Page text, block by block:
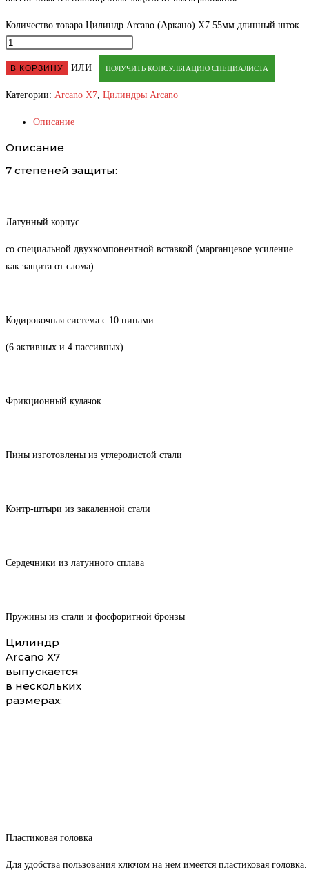
Количество товара Цилиндр Arcano (Аркано) Х7 55мм длинный шток
В КОРЗИНУ ИЛИ ПОЛУЧИТЬ КОНСУЛЬТАЦИЮ СПЕЦИАЛИСТА
Категории: Arcano X7 Цилиндры Arcano
Описание
Описание
7 степеней защиты:
Латунный корпус
со специальной двухкомпонентной вставкой (марганцевое усиление
как защита от слома)
Кодировочная система с 10 пинами
(6 активных и 4 пассивных)
Фрикционный кулачок
Пины изготовлены из углеродистой стали
Контр-штыри из закаленной стали
Сердечники из латунного сплава
Пружины из стали и фосфоритной бронзы
Цилиндр
Arcano Х7
выпускается
в нескольких
размерах:
Пластиковая головка
Для удобства пользования ключом на нем имеется пластиковая головка.